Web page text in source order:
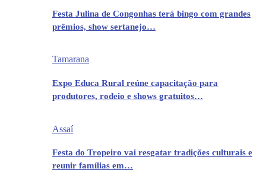
Festa Julina de Congonhas terá bingo com grandes
prêmios, show sertanejo…
Tamarana
Expo Educa Rural reúne capacitação para
produtores, rodeio e shows gratuitos…
Assaí
Festa do Tropeiro vai resgatar tradições culturais e
reunir famílias em…